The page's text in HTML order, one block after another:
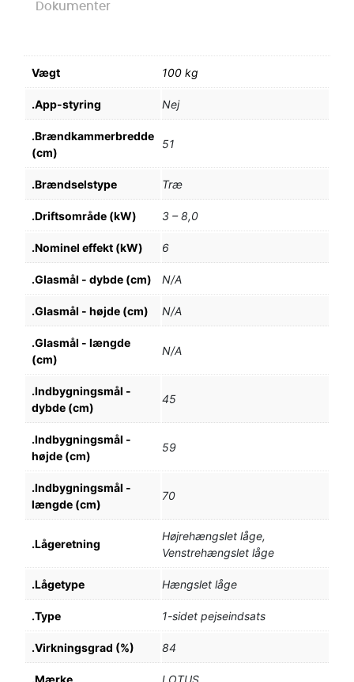
Dokumenter
Vægt 100 kg
.App-styring Nej
.Brændkammerbredde
(cm)
51
.Brændselstype Træ
.Driftsområde (kW) 3 – 8,0
.Nominel effekt (kW) 6
.Glasmål - dybde (cm) N/A
.Glasmål - højde (cm) N/A
.Glasmål - længde
(cm)
N/A
.Indbygningsmål -
dybde (cm)
45
.Indbygningsmål -
højde (cm)
59
.Indbygningsmål -
længde (cm)
70
.Lågeretning
Højrehængslet låge,
Venstrehængslet låge
.Lågetype Hængslet låge
.Type 1-sidet pejseindsats
.Virkningsgrad (%) 84